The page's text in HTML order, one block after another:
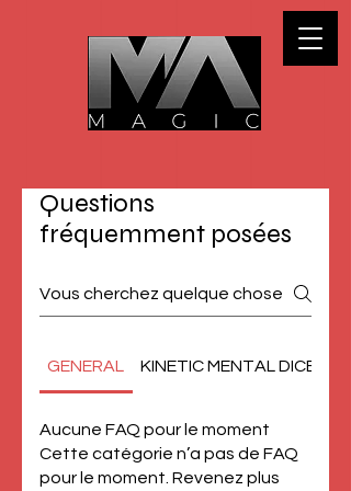
Questions
fréquemment posées
GENERAL KINETIC MENTAL DICE
Aucune FAQ pour le moment
Cette catégorie n’a pas de FAQ
pour le moment. Revenez plus